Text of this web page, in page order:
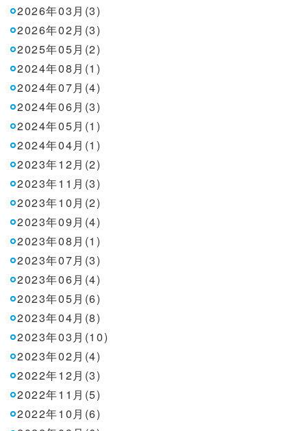
2026年03月(3)
2026年02月(3)
2025年05月(2)
2024年08月(1)
2024年07月(4)
2024年06月(3)
2024年05月(1)
2024年04月(1)
2023年12月(2)
2023年11月(3)
2023年10月(2)
2023年09月(4)
2023年08月(1)
2023年07月(3)
2023年06月(4)
2023年05月(6)
2023年04月(8)
2023年03月(10)
2023年02月(4)
2022年12月(3)
2022年11月(5)
2022年10月(6)